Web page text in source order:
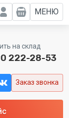
МЕНЮ
на склад
222-28-53
Заказ звонка